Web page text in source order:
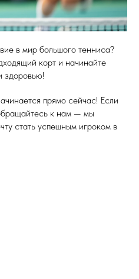
в мир большого тенниса?
корт и начинайте
здоровью!
прямо сейчас! Если
к нам — мы
стать успешным игроком в